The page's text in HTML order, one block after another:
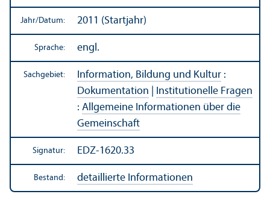
Jahr/Datum: 2011 (Startjahr)
Sprache: engl.
Sachgebiet: Information, Bildung und Kultur :
Dokumentation
Institutionelle Fragen
: Allgemeine Informationen über die
Gemeinschaft
Signatur: EDZ-1620.33
Bestand: detaillierte Informationen